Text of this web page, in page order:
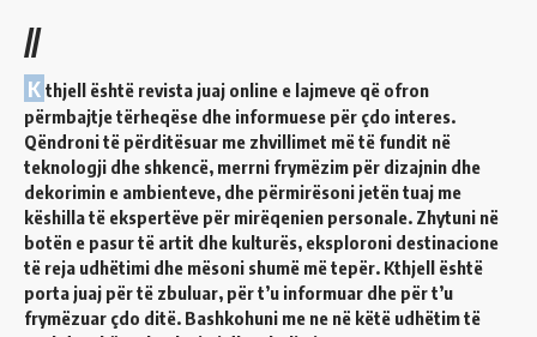
//
K thjell është revista juaj online e lajmeve që ofron
përmbajtje tërheqëse dhe informuese për çdo interes.
Qëndroni të përditësuar me zhvillimet më të fundit në
teknologji dhe shkencë, merrni frymëzim për dizajnin dhe
dekorimin e ambienteve, dhe përmirësoni jetën tuaj me
këshilla të ekspertëve për mirëqenien personale. Zhytuni në
botën e pasur të artit dhe kulturës, eksploroni destinacione
të reja udhëtimi dhe mësoni shumë më tepër. Kthjell është
porta juaj për të zbuluar, për t’u informuar dhe për t’u
frymëzuar çdo ditë. Bashkohuni me ne në këtë udhëtim të